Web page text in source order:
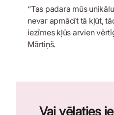
“Tas padara mūs
nevar apmācīt tā kļūt,
iezīmes kļūs arvien
Mārtiņš.
Vai vēlaties